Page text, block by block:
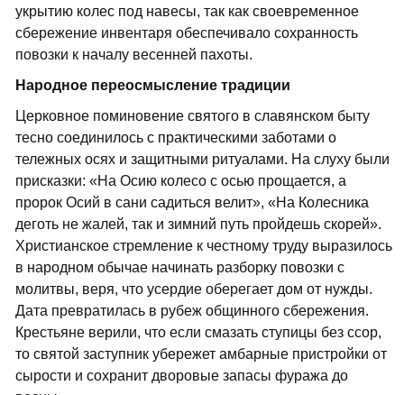
укрытию колес под навесы, так как своевременное
сбережение инвентаря обеспечивало сохранность
повозки к началу весенней пахоты.
Народное переосмысление традиции
Церковное поминовение святого в славянском быту
тесно соединилось с практическими заботами о
тележных осях и защитными ритуалами. На слуху были
присказки: «На Осию колесо с осью прощается, а
пророк Осий в сани садиться велит», «На Колесника
деготь не жалей, так и зимний путь пройдешь скорей».
Христианское стремление к честному труду выразилось
в народном обычае начинать разборку повозки с
молитвы, веря, что усердие оберегает дом от нужды.
Дата превратилась в рубеж общинного сбережения.
Крестьяне верили, что если смазать ступицы без ссор,
то святой заступник убережет амбарные пристройки от
сырости и сохранит дворовые запасы фуража до